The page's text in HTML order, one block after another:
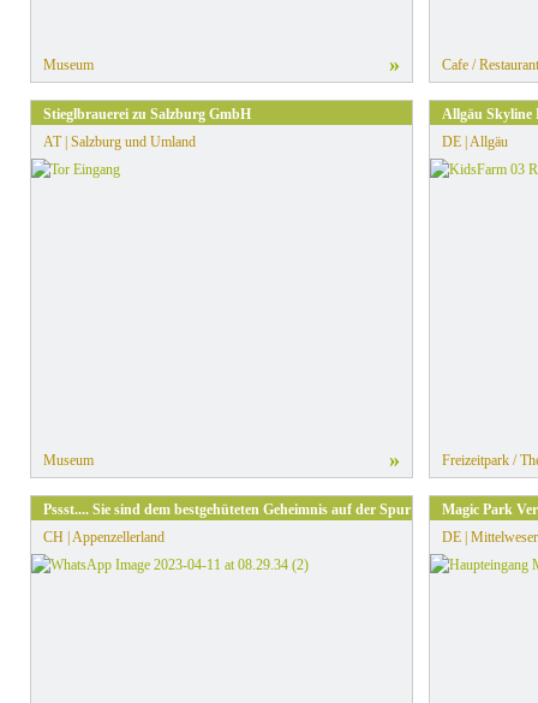
Museum » Cafe /
Stieglbrauerei zu Salzburg GmbH
AT | Salzburg und Umland
Museum »
Allgäu Skyline
DE | Allgäu
Freizeitpark /
Pssst.... Sie sind dem bestgehüteten Geheimnis auf der Spur!
CH | Appenzellerland
Magic Park
DE | Mittelweser